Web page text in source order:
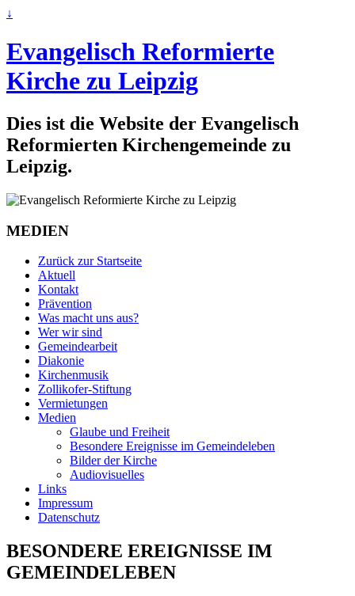
↓
Evangelisch Reformierte
Kirche zu Leipzig
Dies ist die Website der Evangelisch
Reformierten Kirchengemeinde zu
Leipzig.
MEDIEN
Zurück zur Startseite
Aktuell
Kontakt
Prävention
Was macht uns aus?
Wer wir sind
Gemeindearbeit
Diakonie
Kirchenmusik
Zollikofer-Stiftung
Vermietungen
Medien
Glaube und Freiheit
Besondere Ereignisse im Gemeindeleben
Bilder der Kirche
Audiovisuelles
Links
Impressum
Datenschutz
BESONDERE EREIGNISSE IM
GEMEINDELEBEN